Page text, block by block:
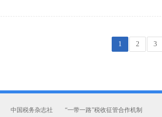
1 2 3
中国税务杂志社 “一带一路”税收征管合作机制